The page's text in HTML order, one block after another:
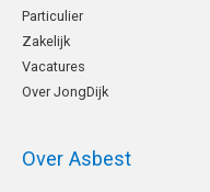
Particulier
Zakelijk
Vacatures
Over JongDijk
Over Asbest